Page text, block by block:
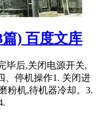
) 百度文库
毕后,关闭电源开关,
、停机操作1. 关闭进
粉机,待机器冷却。3.